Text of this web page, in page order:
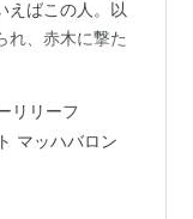
えばこの人。以
れ、赤木に撃た
映画がそうだか
事が多く、時
った。 だが物
いながらも深
リリーフ
マッハバロン